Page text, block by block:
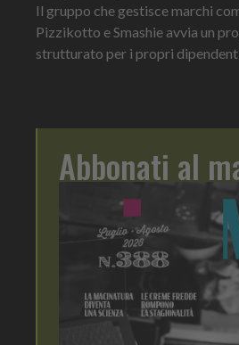
Il gruppo che gestisce marchi
Pizzikotto e Smashie avvia un
strutturato per i propri
Abbonati al